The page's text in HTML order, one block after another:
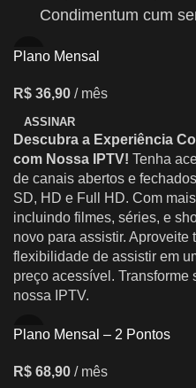
Condimentum cum
Plano Mensal
R$ 36,90 / mês
ASSINAR
Descubra a Experiência
com Nossa IPTV! Tenha
de canais abertos e
SD, HD e Full HD. Com
incluindo filmes, séries, e
novo para assistir. Aproveite
flexibilidade de assistir em
preço acessível. Transforme
nossa IPTV.
Plano Mensal – 2 Pontos
R$ 68,90 / mês